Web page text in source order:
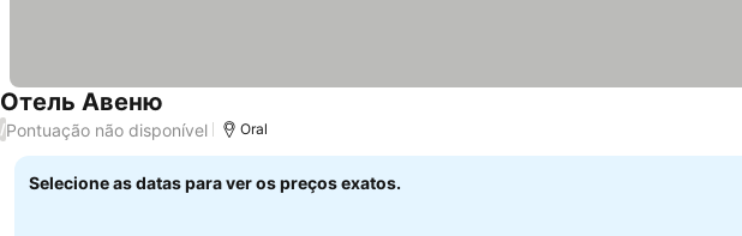
Отель Авеню
/Pontuação não disponível Oral
Selecione as datas para ver os preços exatos.